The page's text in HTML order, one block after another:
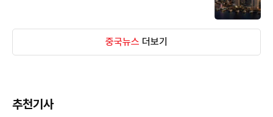
중국뉴스 더보기
추천기사